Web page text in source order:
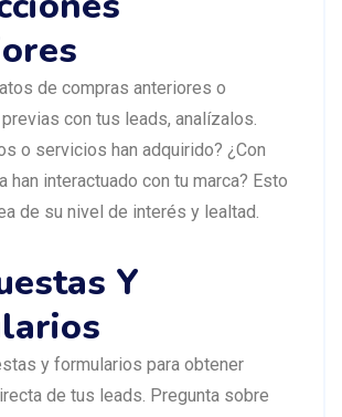
de compras anteriores o
con tus leads, analízalos.
o servicios han adquirido? ¿Con
han interactuado con tu marca? Esto
de su nivel de interés y lealtad.
Y
y formularios para obtener
de tus leads. Pregunta sobre